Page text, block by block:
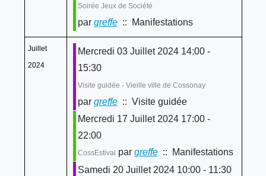
Soirée Jeux de Société
par greffe:: Manifestations
Juillet
2024
Mercredi 03 Juillet 2024 14:00 -
15:30
Visite guidée - Vieille ville de Cossonay
par greffe:: Visite guidée
Mercredi 17 Juillet 2024 17:00 -
22:00
CossEstival par greffe:: Manifestations
Samedi 20 Juillet 2024 10:00 - 11:30